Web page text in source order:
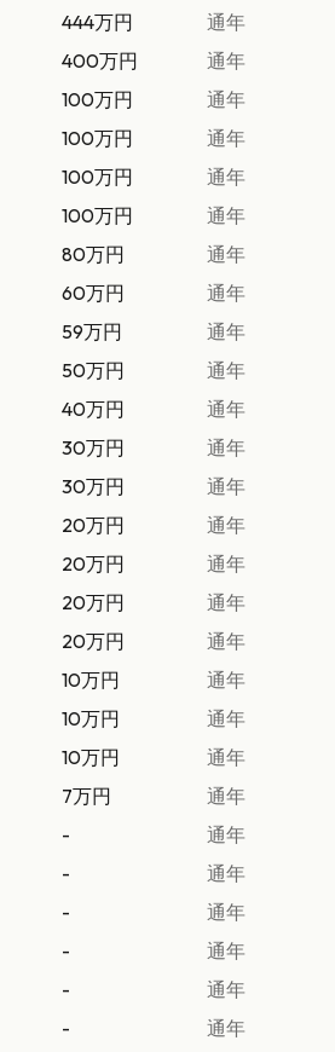
444万円 通年
400万円 通年
100万円 通年
100万円 通年
100万円 通年
100万円 通年
80万円 通年
60万円 通年
59万円 通年
50万円 通年
40万円 通年
30万円 通年
30万円 通年
20万円 通年
20万円 通年
20万円 通年
20万円 通年
10万円 通年
10万円 通年
10万円 通年
7万円 通年
- 通年
- 通年
- 通年
- 通年
- 通年
- 通年